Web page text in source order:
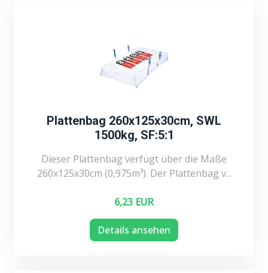
Plattenbag 260x125x30cm, SWL
1500kg, SF:5:1
Dieser Plattenbag verfügt über die Maße
260x125x30cm (0,975m³). Der Plattenbag v...
6,23 EUR
Details ansehen